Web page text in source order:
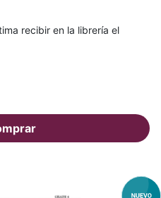
recibir en la librería el